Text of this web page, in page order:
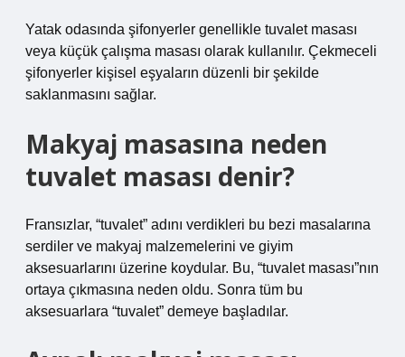
Yatak odasında şifonyerler genellikle tuvalet masası
veya küçük çalışma masası olarak kullanılır. Çekmeceli
şifonyerler kişisel eşyaların düzenli bir şekilde
saklanmasını sağlar.
Makyaj masasına neden
tuvalet masası denir?
Fransızlar, “tuvalet” adını verdikleri bu bezi masalarına
serdiler ve makyaj malzemelerini ve giyim
aksesuarlarını üzerine koydular. Bu, “tuvalet masası”nın
ortaya çıkmasına neden oldu. Sonra tüm bu
aksesuarlara “tuvalet” demeye başladılar.